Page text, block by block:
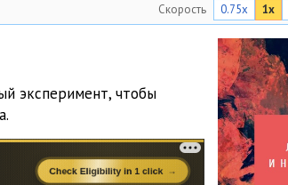
Скорость 0.75x 1x
эксперимент, чтобы